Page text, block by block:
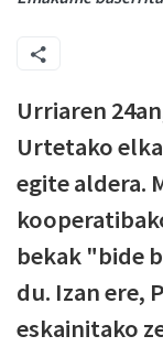
Urriaren
Urtetako
egite aldera.
bekak "bide
du. Izan ere,
eskainitako